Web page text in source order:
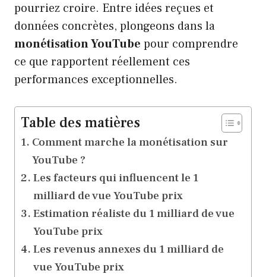
pourriez croire. Entre idées reçues et
données concrètes, plongeons dans la
monétisation YouTube pour comprendre
ce que rapportent réellement ces
performances exceptionnelles.
Table des matières
Comment marche la monétisation sur
YouTube ?
Les facteurs qui influencent le 1
milliard de vue YouTube prix
Estimation réaliste du 1 milliard de vue
YouTube prix
Les revenus annexes du 1 milliard de
vue YouTube prix